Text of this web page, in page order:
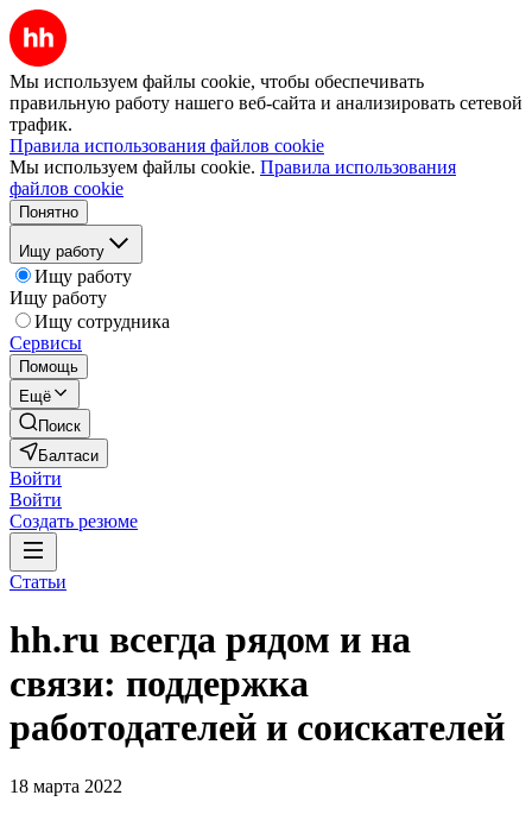
Мы используем файлы cookie, чтобы обеспечивать
правильную работу нашего веб-сайта и анализировать сетевой
трафик.
Правила использования файлов cookie
Мы используем файлы cookie. Правила использования
файлов cookie
Понятно
Ищу работу
Ищу работу
Ищу работу
Ищу сотрудника
Сервисы
Помощь
Ещё
Поиск
Балтаси
Войти
Войти
Создать резюме
Статьи
hh.ru всегда рядом и на
связи: поддержка
работодателей и соискателей
18 марта 2022